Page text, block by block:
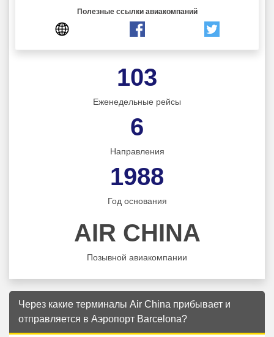
Полезные ссылки авиакомпаний
103
Еженедельные рейсы
6
Направления
1988
Год основания
AIR CHINA
Позывной авиакомпании
Через какие терминалы Air China прибывает и
отправляется в Аэропорт Barcelona?